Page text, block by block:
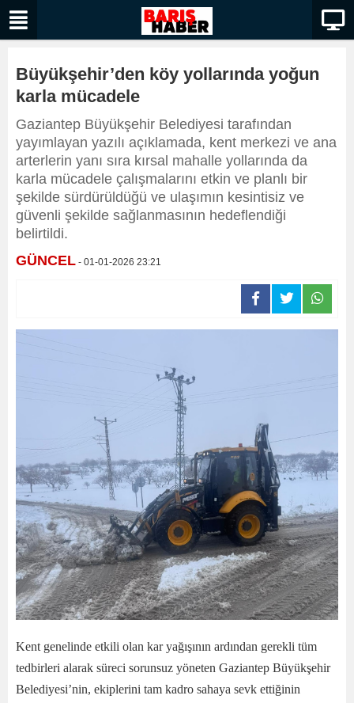
Büyükşehir’den köy yollarında yoğun
karla mücadele
Gaziantep Büyükşehir Belediyesi tarafından
yayımlayan yazılı açıklamada, kent merkezi ve ana
arterlerin yanı sıra kırsal mahalle yollarında da
karla mücadele çalışmalarını etkin ve planlı bir
şekilde sürdürüldüğü ve ulaşımın kesintisiz ve
güvenli şekilde sağlanmasının hedeflendiği
belirtildi.
GÜNCEL - 01-01-2026 23:21
Kent genelinde etkili olan kar yağışının ardından gerekli tüm
tedbirleri alarak süreci sorunsuz yöneten Gaziantep Büyükşehir
Belediyesi’nin, ekiplerini tam kadro sahaya sevk ettiğinin